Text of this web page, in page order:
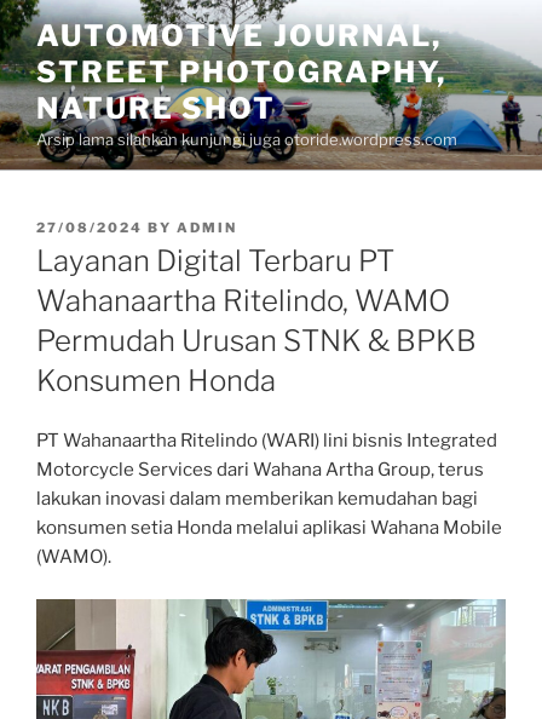
Skip
to
content
AUTOMOTIVE JOURNAL,
STREET PHOTOGRAPHY,
NATURE SHOT
Arsip lama silahkan kunjungi juga otoride.wordpress.com
POSTED
ON
27/08/2024 BY ADMIN
Layanan Digital Terbaru PT
Wahanaartha Ritelindo, WAMO
Permudah Urusan STNK & BPKB
Konsumen Honda
PT Wahanaartha Ritelindo (WARI) lini bisnis Integrated
Motorcycle Services dari Wahana Artha Group, terus
lakukan inovasi dalam memberikan kemudahan bagi
konsumen setia Honda melalui aplikasi Wahana Mobile
(WAMO).